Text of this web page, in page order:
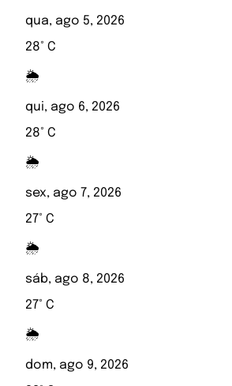
qua, ago 5, 2026
28° C
🌦️
qui, ago 6, 2026
28° C
🌦️
sex, ago 7, 2026
27° C
🌦️
sáb, ago 8, 2026
27° C
🌦️
dom, ago 9, 2026